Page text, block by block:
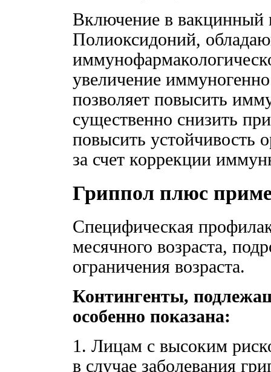
Включение в вакцинный
Полиоксидоний,
увеличение
позволяет повысить
существенно снизить
повысить устойчивость
за счет коррекции
Гриппол плюс
Специфическая
месячного возраста,
ограничения возраста.
Контингенты,
особенно показана:
1. Лицам с высоким
в случае заболевания